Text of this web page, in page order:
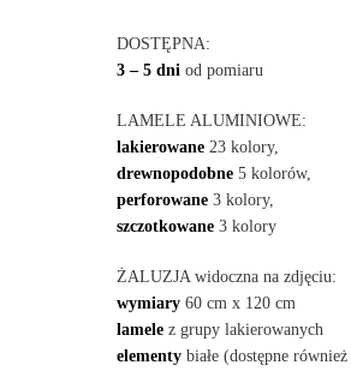
DOSTĘPNA:
3 – 5 dni od pomiaru
LAMELE ALUMINIOWE:
lakierowane23 kolory,
drewnopodobne5 kolorów,
perforowane3 kolory,
szczotkowane3 kolory
ŻALUZJA widoczna na zdjęciu:
wymiary60 cm x 120 cm
lamelez grupy lakierowanych
elementybiałe (dostępne